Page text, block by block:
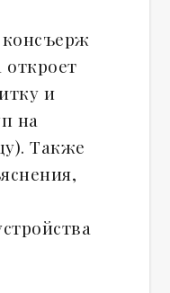
откроет
и
на
Также